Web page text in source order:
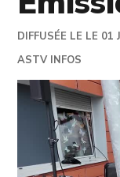
DIFFUSÉE LE LE 01
ASTV INFOS